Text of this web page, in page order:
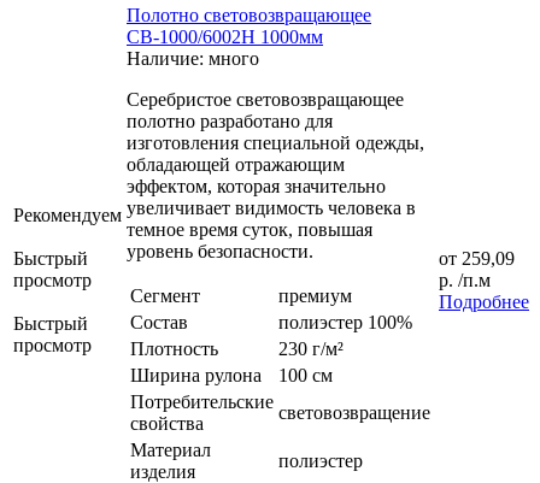
Рекомендуем
Быстрый
просмотр
Быстрый
просмотр
Полотно световозвращающее
СВ-1000/6002H 1000мм
Наличие: много
Серебристое световозвращающее
полотно разработано для
изготовления специальной одежды,
обладающей отражающим
эффектом, которая значительно
увеличивает видимость человека в
темное время суток, повышая
уровень безопасности.
Сегмент
премиум
Состав
полиэстер 100%
Плотность
230 г/м²
Ширина рулона
100 см
Потребительские
свойства
световозвращение
Материал
изделия
полиэстер
от 259,09
р. /п.м
Подробнее